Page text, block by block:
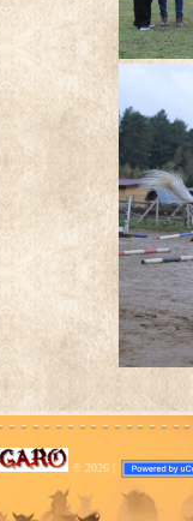
© 2026 |